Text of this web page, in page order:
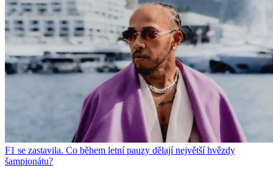
F1 se zastavila. Co během letní pauzy dělají největší hvězdy
šampionátu?